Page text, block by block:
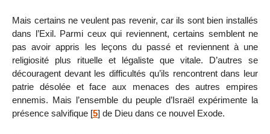
Mais certains ne veulent pas revenir, car ils sont bien installés
dans l’Exil. Parmi ceux qui reviennent, certains semblent ne
pas avoir appris les leçons du passé et reviennent à une
religiosité plus rituelle et légaliste que vitale. D’autres se
découragent devant les difficultés qu’ils rencontrent dans leur
patrie désolée et face aux menaces des autres empires
ennemis. Mais l’ensemble du peuple d’Israël expérimente la
présence salvifique [5] de Dieu dans ce nouvel Exode.